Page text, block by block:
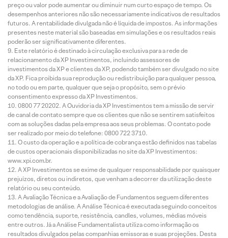
preço ou valor pode aumentar ou diminuir num curto espaço de tempo. Os
desempenhos anteriores não são necessariamente indicativos de resultados
futuros. A rentabilidade divulgada não é líquida de impostos. As informações
presentes neste material são baseadas em simulações e os resultados reais
poderão ser significativamente diferentes.
Este relatório é destinado à circulação exclusiva para a rede de
relacionamento da XP Investimentos, incluindo assessores de
investimentos da XP e clientes da XP, podendo também ser divulgado no site
da XP. Fica proibida sua reprodução ou redistribuição para qualquer pessoa,
no todo ou em parte, qualquer que seja o propósito, sem o prévio
consentimento expresso da XP Investimentos.
0800 77 20202. A Ouvidoria da XP Investimentos tem a missão de servir
de canal de contato sempre que os clientes que não se sentirem satisfeitos
com as soluções dadas pela empresa aos seus problemas. O contato pode
ser realizado por meio do telefone: 0800 722 3710.
O custo da operação e a política de cobrança estão definidos nas tabelas
de custos operacionais disponibilizadas no site da XP Investimentos:
www.xpi.com.br.
A XP Investimentos se exime de qualquer responsabilidade por quaisquer
prejuízos, diretos ou indiretos, que venham a decorrer da utilização deste
relatório ou seu conteúdo.
A Avaliação Técnica e a Avaliação de Fundamentos seguem diferentes
metodologias de análise. A Análise Técnica é executada seguindo conceitos
como tendência, suporte, resistência, candles, volumes, médias móveis
entre outros. Já a Análise Fundamentalista utiliza como informação os
resultados divulgados pelas companhias emissoras e suas projeções. Desta